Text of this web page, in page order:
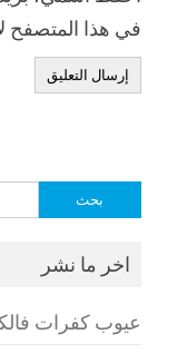
في هذا المتصفح
البحث
اخر ما نشر
عيوب كفرات